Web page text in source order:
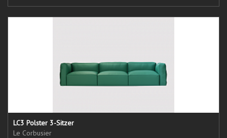
LC3 Polster 3-Sitzer
Le Corbusier